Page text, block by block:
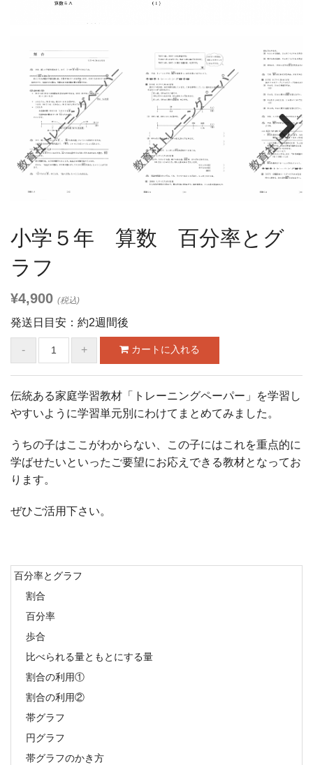
Next
小学５年 算数 百分率とグ
ラフ
¥4,900 (税込)
発送日目安：約2週間後
伝統ある家庭学習教材「トレーニングペーパー」を学習し
やすいように学習単元別にわけてまとめてみました。
うちの子はここがわからない、この子にはこれを重点的に
学ばせたいといったご要望にお応えできる教材となってお
ります。
ぜひご活用下さい。
百分率とグラフ
割合
百分率
歩合
比べられる量ともとにする量
割合の利用①
割合の利用②
帯グラフ
円グラフ
帯グラフのかき方